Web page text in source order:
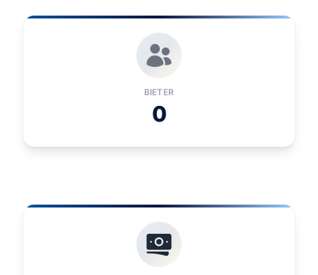
BIETER
0